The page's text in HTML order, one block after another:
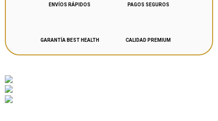
ENVÍOS RÁPIDOS PAGOS SEGUROS
GARANTÍA BEST HEALTH CALIDAD PREMIUM